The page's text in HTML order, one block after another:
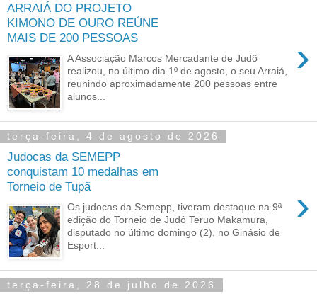
ARRAIÁ DO PROJETO
KIMONO DE OURO REÚNE
MAIS DE 200 PESSOAS
›
A Associação Marcos Mercadante de Judô
realizou, no último dia 1º de agosto, o seu Arraiá,
reunindo aproximadamente 200 pessoas entre
alunos...
terça-feira, 4 de agosto de 2026
Judocas da SEMEPP
conquistam 10 medalhas em
Torneio de Tupã
›
Os judocas da Semepp, tiveram destaque na 9ª
edição do Torneio de Judô Teruo Makamura,
disputado no último domingo (2), no Ginásio de
Esport...
terça-feira, 28 de julho de 2026